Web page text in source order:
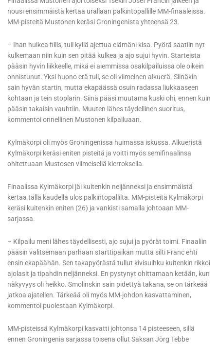
nousi ensimmäistä kertaa urallaan palkintopallille MM-finaaleissa.
MM-pisteitä Mustonen keräsi Groningenista yhteensä 23.
– Ihan huikea fiilis, tuli kyllä ajettua elämäni kisa. Pyörä saatiin nyt
kulkemaan niin kuin sen pitää kulkea ja ajo sujui hyvin. Starteista
pääsin hyvin liikkeelle, mikä ei aiemmissa osakilpailuissa ole oikein
onnistunut. Yksi huono erä tuli, se oli viimeinen alkuerä. Siinäkin
sain hyvän startin, mutta ekapäässä osuin radassa liukkaaseen
kohtaan ja tein stoplarin. Siinä pääsi muutama kuski ohi, ennen kuin
pääsin takaisin vauhtiin. Muuten lähes täydellinen suoritus,
kommentoi onnellinen Mustonen kilpailuaan.
Kylmäkorpi oli myös Groningenissa huimassa iskussa. Alkueristä
Kylmäkorpi keräsi eniten pisteitä ja voitti myös semifinaalinsa
ohitettuaan Mustosen viimeisellä kierroksella.
Finaalissa Kylmäkorpi jäi kuitenkin neljänneksi ja ensimmäistä
kertaa tällä kaudella ulos palkintopallilta. MM-pisteitä Kylmäkorpi
keräsi kuitenkin eniten (26) ja vankisti samalla johtoaan MM-
sarjassa.
– Kilpailu meni lähes täydellisesti, ajo sujui ja pyörät toimi. Finaaliin
pääsin valitsemaan parhaan starttipaikan mutta silti Franc ehti
ensin ekapäähän. Sen takapyörästä tullut kivisuihku kuitenkin rikkoi
ajolasit ja tipahdin neljänneksi. En pystynyt ohittamaan ketään, kun
näkyvyys oli heikko. Smolinskin sain pidettyä takana, se on tärkeää
jatkoa ajatellen. Tärkeää oli myös MM-johdon kasvattaminen,
kommentoi puolestaan Kylmäkorpi.
MM-pisteissä Kylmäkorpi kasvatti johtonsa 14 pisteeseen, sillä
ennen Groningenia sarjassa toisena ollut Saksan Jörg Tebbe